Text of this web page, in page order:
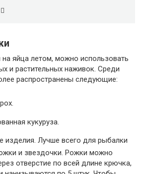
на яйца летом, можно использовать
и растительных наживок. Среди
распространены следующие:
кукуруза.
изделия. Лучше всего для рыбалки
и звездочки. Рожки можно
отверстие по всей длине крючка,